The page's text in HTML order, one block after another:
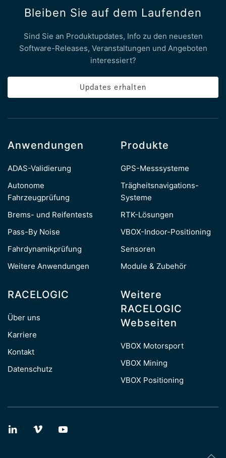
Bleiben Sie auf dem Laufenden
Sind Sie an Produktupdates, Info zu den neuesten
Software-Releases, Veranstaltungen und Angeboten
interessiert?
Updates erhalten
Anwendungen
ADAS-Validierung
Autonome
Fahrzeugprüfung
Brems- und Reifentests
Pass-By Noise
Fahrdynamikprüfung
Weitere Anwendungen
Produkte
GPS-Messsysteme
Trägheitsnavigations-
Systeme
RTK-Lösungen
VBOX-Indoor-Positioning
Sensoren
Module & Zubehör
RACELOGIC
Über uns
Karriere
Kontakt
Datenschutz
Weitere
RACELOGIC
Webseiten
VBOX Motorsport
VBOX Mining
VBOX Positioning